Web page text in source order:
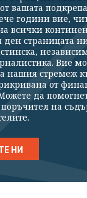
вашата
години вие,
всички
ден страницата
Вие
нашия стремеж
от
да
на
НИ